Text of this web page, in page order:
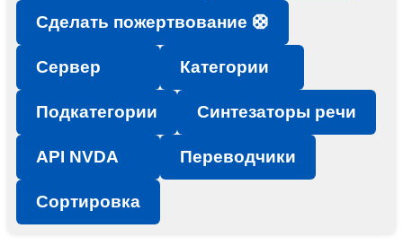
Сделать пожертвование 🛟
Сервер Категории
Подкатегории Синтезаторы речи
API NVDA Переводчики
Сортировка